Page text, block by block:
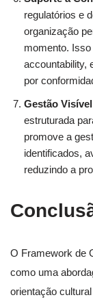
regulatórios e
organização
momento.
accountability,
por
Gestão
estruturada
promove a
identificados,
reduzindo a
O Framework de
como uma
orientação